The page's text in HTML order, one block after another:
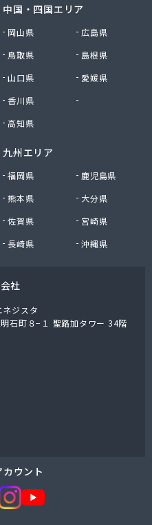
会社
田川営業所
所
中国・四国エリア
岡山県
広島県
鳥取県
島根県
山口県
愛媛県
香川県
高知県
九州エリア
福岡県
鹿児島県
熊本県
大分県
佐賀県
宮崎県
長崎県
沖縄県
社
ネジスタ
石町８−１ 聖路加タワー 34階
ウント